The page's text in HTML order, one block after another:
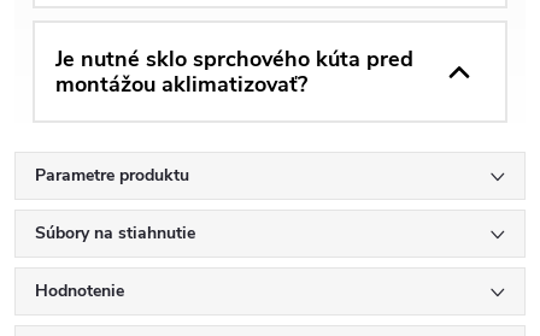
Je nutné sklo sprchového kúta pred
montážou aklimatizovať?
Parametre produktu
Súbory na stiahnutie
Hodnotenie